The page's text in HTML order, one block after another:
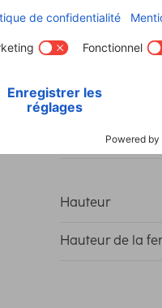
Design/motif
Matière
Type de
Hauteur
Hauteur de la